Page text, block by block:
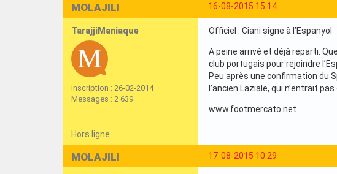
16-08-2015 15:14
MOLAJILI
TarajjiManiaque
Inscription : 26-02-2014
Messages : 2 639
Officiel : Ciani signe à l’Espanyol
A peine arrivé et déjà reparti.
club portugais pour rejoindre
Peu après une confirmation du
l’ancien Laziale, qui n’entrait
www.footmercato.net
Hors ligne
17-08-2015 10:29
MOLAJILI